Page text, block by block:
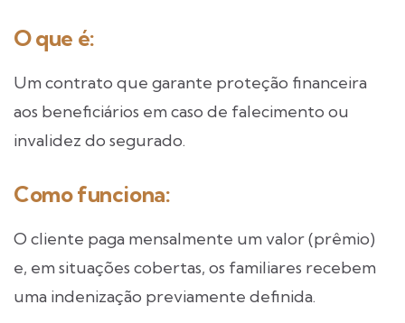
O que é:
Um contrato que garante proteção financeira
aos beneficiários em caso de falecimento ou
invalidez do segurado.
Como funciona:
O cliente paga mensalmente um valor (prêmio)
e, em situações cobertas, os familiares recebem
uma indenização previamente definida.